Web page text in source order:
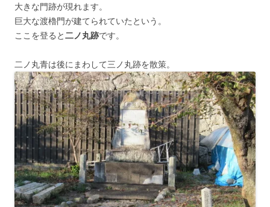
大きな門跡が現れます。
巨大な渡櫓門が建てられていたという。
ここを登ると二ノ丸跡です。
二ノ丸青は後にまわして三ノ丸跡を散策。